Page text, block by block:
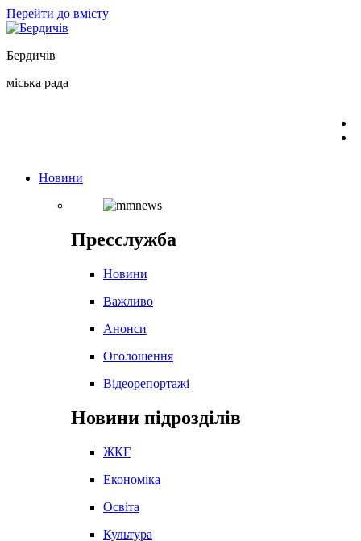
Перейти до вмісту
Бердичів
міська рада
Новини
Пресслужба
Новини
Важливо
Анонси
Оголошення
Відеорепортажі
Новини підрозділів
ЖКГ
Економіка
Освіта
Культура